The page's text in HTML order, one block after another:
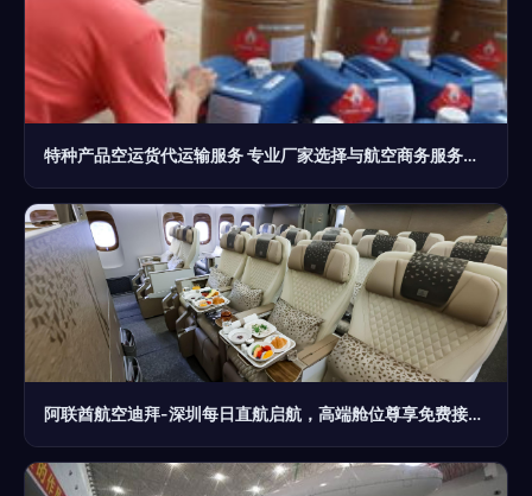
特种产品空运货代运输服务 专业厂家选择与航空商务服务价格解析
阿联酋航空迪拜-深圳每日直航启航，高端舱位尊享免费接送服务全面提升出行体验